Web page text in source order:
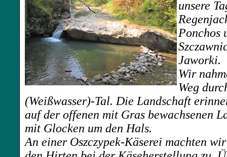
unsere
Ponchos
Jaworki.
Wir
Weg
(Weißwasser)-Tal. Die Landschaft
auf der offenen mit Gras bewachsenen
mit Glocken um den Hals.
An einer Oszczypek-Käserei machten